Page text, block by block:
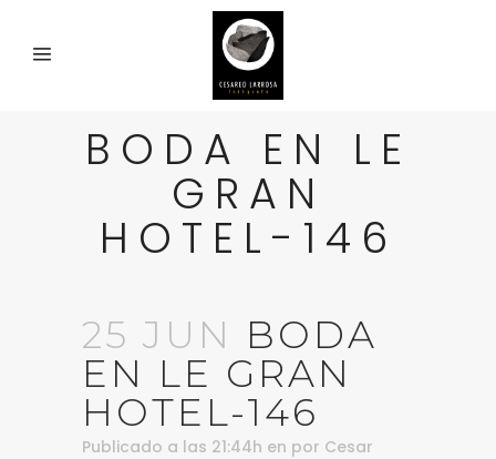
BODA EN LE
GRAN
HOTEL-146
25 JUN BODA
EN LE GRAN
HOTEL-146
Publicado a las 21:44h en por Cesar